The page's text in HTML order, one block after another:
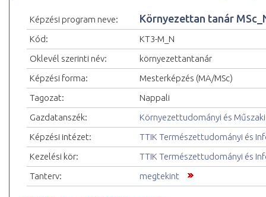
Képzési program neve: Környezettan tanár
Kód:
KT3-M_N
Oklevél szerinti név:
környezettantanár
Képzési forma:
Mesterképzés (MA/MSc)
Tagozat:
Nappali
Gazdatanszék:
Környezettudományi és
Képzési intézet:
TTIK Természettudományi és
Kezelési kör:
TTIK Természettudományi és
Tanterv:
megtekint